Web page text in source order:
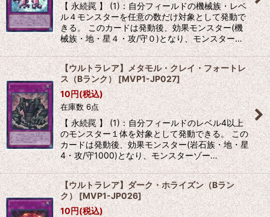
【 永続罠 】 (1)：自分フィールドの機械族・レベ
ル４モンスターを任意の数だけ対象として発動で
きる。 このカードは発動後、効果モンスター(機
械族・地・星４・攻/守０)となり、モンスター…
【ウルトラレア】メタモル・クレイ・フォートレ
ス（Bランク）[MVP1-JP027]
10円(税込)
在庫数 6点
【 永続罠 】 (1)：自分フィールドのレベル4以上
のモンスター１体を対象として発動できる。 この
カードは発動後、効果モンスター(岩石族・地・星
4・攻/守1000)となり、モンスターゾー…
【ウルトラレア】ダーク・ホライズン（Bラン
ク）[MVP1-JP026]
10円(税込)